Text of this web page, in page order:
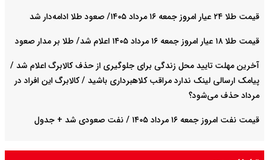
قیمت طلا ۲۴ عیار امروز جمعه ۱۶ مرداد ۱۴۰۵/ صعود طلا ادامه‌دار شد
قیمت طلا ۱۸ عیار امروز جمعه ۱۶ مرداد ۱۴۰۵ اعلام شد/ طلا بر مدار صعود
آخرین مهلت تایید محل زندگی برای جلوگیری از حذف کالابرگ اعلام شد /
پیامک ارسالی لینک ندارد مراقب کلاهبرداری باشید / کالابرگ این افراد در
مرداد حذف می‌شود؟
قیمت نفت امروز جمعه ۱۶ مرداد ۱۴۰۵ / نفت صعودی شد + جدول